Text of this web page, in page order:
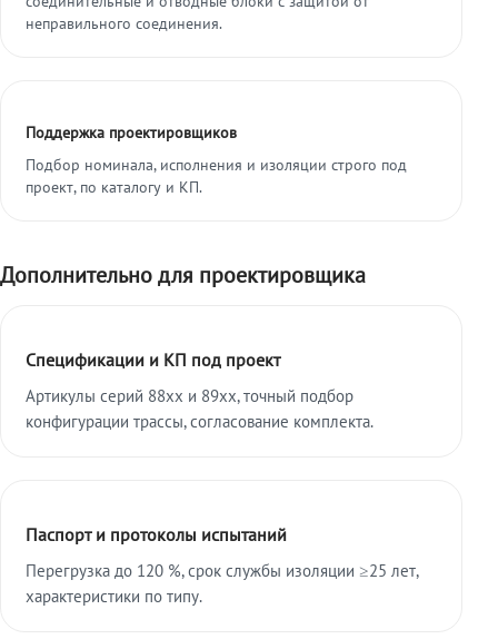
неправильного соединения.
Поддержка проектировщиков
Подбор номинала, исполнения и изоляции строго под
проект, по каталогу и КП.
Дополнительно для проектировщика
Спецификации и КП под проект
Артикулы серий 88xx и 89xx, точный подбор
конфигурации трассы, согласование комплекта.
Паспорт и протоколы испытаний
Перегрузка до 120 %, срок службы изоляции ≥25 лет,
характеристики по типу.